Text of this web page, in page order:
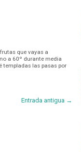
que vayas a
a 60º durante media
templadas las pasas por
Entrada antigua →